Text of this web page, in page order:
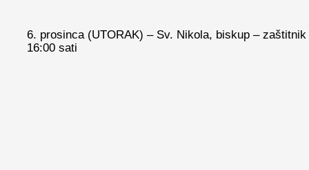
6. prosinca (UTORAK) – Sv. Nikola, biskup –
16:00 sati